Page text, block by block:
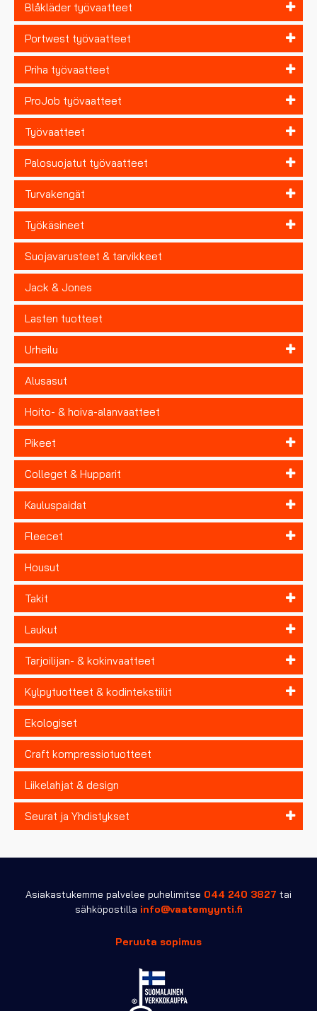
Blåkläder työvaatteet
Portwest työvaatteet
Priha työvaatteet
ProJob työvaatteet
Työvaatteet
Palosuojatut työvaatteet
Turvakengät
Työkäsineet
Suojavarusteet & tarvikkeet
Jack & Jones
Lasten tuotteet
Urheilu
Alusasut
Hoito- & hoiva-alanvaatteet
Pikeet
Colleget & Hupparit
Kauluspaidat
Fleecet
Housut
Takit
Laukut
Tarjoilijan- & kokinvaatteet
Kylpytuotteet & kodintekstiilit
Ekologiset
Craft kompressiotuotteet
Liikelahjat & design
Seurat ja Yhdistykset
Asiakastukemme palvelee puhelimitse 044 240 3827 tai
sähköpostilla info@vaatemyynti.fi
Peruuta sopimus